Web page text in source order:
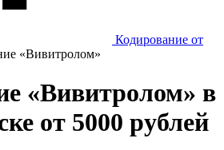
Кодирование от
«Вивитролом»
«Вивитролом» в
от 5000 рублей